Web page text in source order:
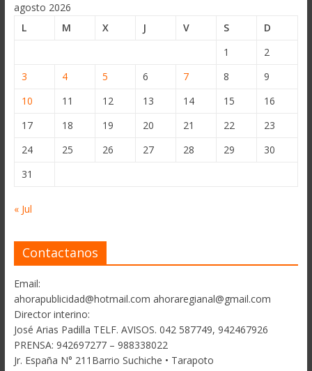
agosto 2026
L
M X J V S
D
1
2
3
4 5 6 7 8
9
10
11 12 13 14 15
16
17
18 19 20 21 22
23
24
25 26 27 28 29
30
31
« Jul
Contactanos
Email:
ahorapublicidad@hotmail.com ahoraregianal@gmail.com
Director interino:
José Arias Padilla TELF. AVISOS. 042 587749, 942467926
PRENSA: 942697277 – 988338022
Jr. España N° 211Barrio Suchiche • Tarapoto